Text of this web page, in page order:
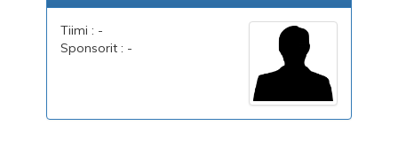
Tiimi : -
Sponsorit : -